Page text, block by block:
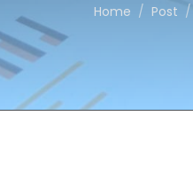
Home Post